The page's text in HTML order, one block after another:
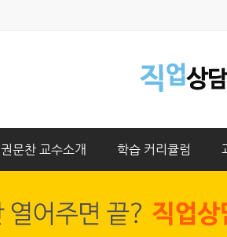
권문찬 교수소개 학습 커리큘럼